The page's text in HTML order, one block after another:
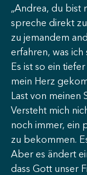
„Andrea, du bist
spreche direkt
zu jemandem
erfahren, was ich
Es ist so ein
mein Herz
Last von meinen
Versteht mich
noch immer, ein
zu bekommen.
Aber es ändert
dass Gott unser